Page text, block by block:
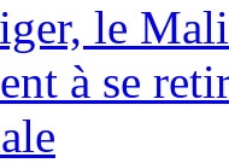
le
à se